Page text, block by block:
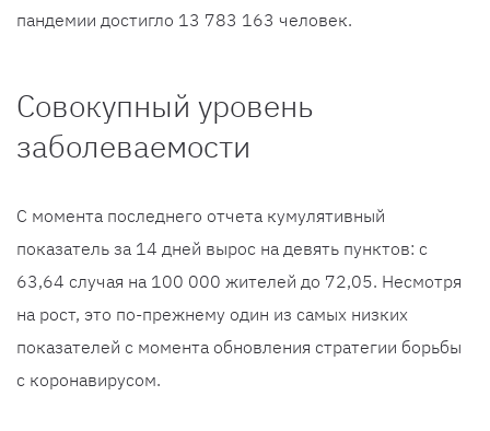
пандемии достигло 13 783 163 человек.
Совокупный уровень
заболеваемости
С момента последнего отчета кумулятивный
показатель за 14 дней вырос на девять пунктов: с
63,64 случая на 100 000 жителей до 72,05. Несмотря
на рост, это по-прежнему один из самых низких
показателей с момента обновления стратегии борьбы
с коронавирусом.